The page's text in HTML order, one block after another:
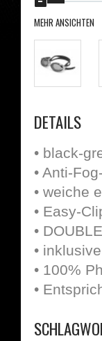
MEHR ANSICHTEN
DETAILS
• black-
• Anti-
• weiche
• Easy-
•
•
• 100%
•